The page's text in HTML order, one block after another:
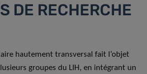
DE RECHERCHE
hautement transversal fait l’objet
groupes du LIH, en intégrant un